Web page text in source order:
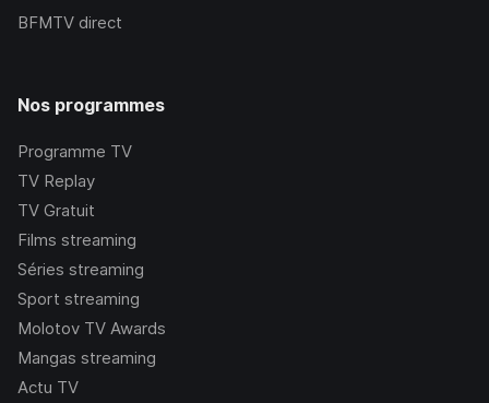
BFMTV direct
Nos programmes
Programme TV
TV Replay
TV Gratuit
Films streaming
Séries streaming
Sport streaming
Molotov TV Awards
Mangas streaming
Actu TV